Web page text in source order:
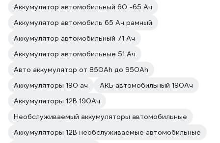
Аккумулятор автомобильный 60 -65 Ач
Аккумулятор автомобиль 65 Ач рамный
Аккумулятор автомобильный 71 Ач
Аккумулятор автомобильные 51 Ач
Авто аккумулятор от 850Ah до 950Ah
Аккумуляторы 190 ач
АКБ автомобильный 190Ач
Аккумуляторы 12В 190Ач
Необслуживаемый аккумуляторы автомобильные
Аккумуляторы 12В необслуживаемые автомобильные